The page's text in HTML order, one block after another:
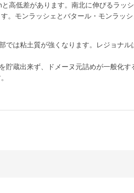
高低差があります。南北に伸びるラッ
。モンラッシェとバタール・モンラッ
は粘土質が強くなります。レジョナ
蔵出来ず、ドメーヌ元詰めが一般化